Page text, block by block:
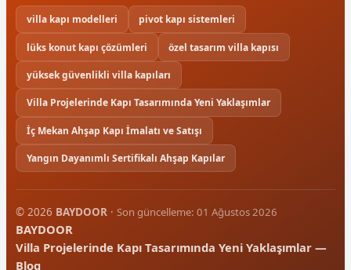
villa kapı modelleri pivot kapı sistemleri
lüks konut kapı çözümleri özel tasarım villa kapısı
yüksek güvenlikli villa kapıları
Villa Projelerinde Kapı Tasarımında Yeni Yaklaşımlar
İç Mekan Ahşap Kapı İmalatı ve Satışı
Yangın Dayanımlı Sertifikalı Ahşap Kapılar
© 2026 BAYDOOR · Son güncelleme: 01 Ağustos 2026
BAYDOOR
Villa Projelerinde Kapı Tasarımında Yeni Yaklaşımlar —
Blog